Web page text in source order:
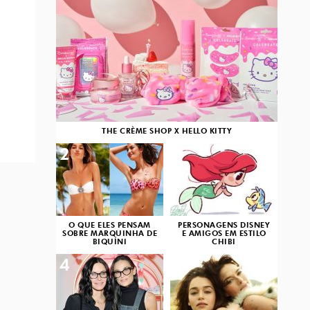
THE CRÈME SHOP X HELLO KITTY
O QUE ELES PENSAM
SOBRE MARQUINHA DE
BIQUÍNI
2
PERSONAGENS DISNEY
E AMIGOS EM ESTILO
CHIBI
3
4